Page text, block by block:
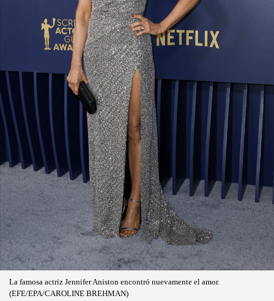
La famosa actriz Jennifer Aniston encontró nuevamente el amor.
(EFE/EPA/CAROLINE BREHMAN)